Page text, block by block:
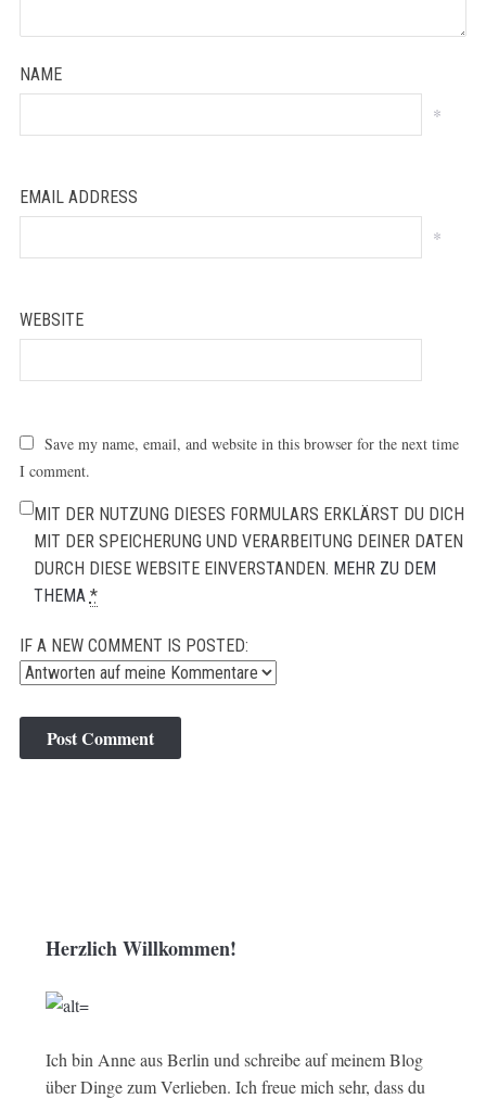
NAME
*
EMAIL ADDRESS
*
WEBSITE
Save my name, email, and website in this browser for the next time
I comment.
MIT DER NUTZUNG DIESES FORMULARS ERKLÄRST DU DICH
MIT DER SPEICHERUNG UND VERARBEITUNG DEINER DATEN
DURCH DIESE WEBSITE EINVERSTANDEN. MEHR ZU DEM
THEMA *
IF A NEW COMMENT IS POSTED:
Herzlich Willkommen!
Ich bin Anne aus Berlin und schreibe auf meinem Blog
über Dinge zum Verlieben. Ich freue mich sehr, dass du